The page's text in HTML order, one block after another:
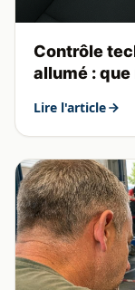
Contrôle
allumé :
Lire l'article